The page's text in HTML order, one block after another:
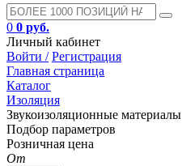
0 0 руб.
Личный кабинет
Войти / Регистрация
Главная страница
Каталог
Изоляция
Звукоизоляционные материалы
Подбор параметров
Розничная цена
От